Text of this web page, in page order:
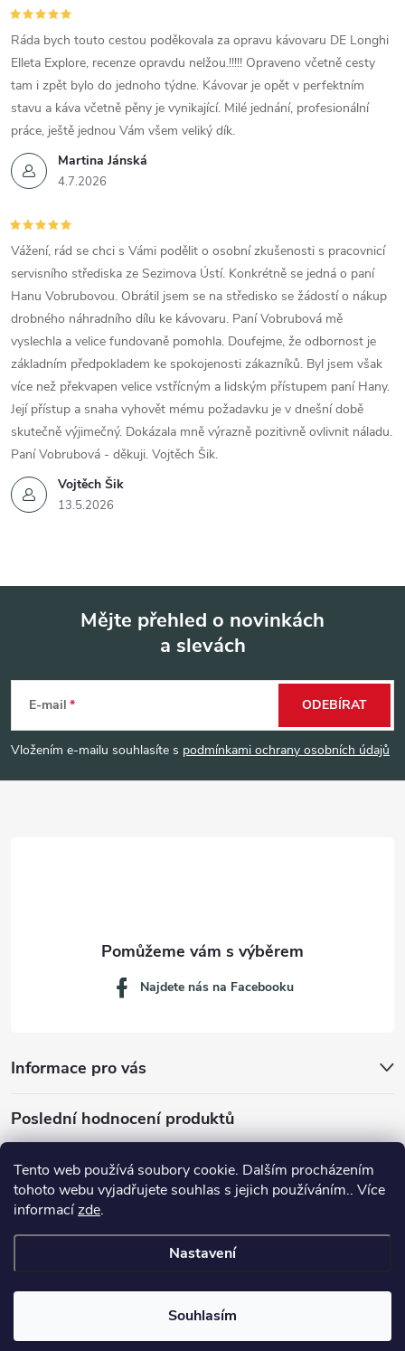
Tento web používá soubory cookie. Dalším procházením
tohoto webu vyjadřujete souhlas s jejich používáním.. Více
informacízde.
Nastavení
Souhlasím
Martina Jánská
4.7.2026
Ráda bych touto cestou poděkovala za opravu kávovaru DE Longhi
Elleta Explore, recenze opravdu nelžou.!!!!! Opraveno včetně cesty
tam i zpět bylo do jednoho týdne. Kávovar je opět v perfektním
stavu a káva včetně pěny je vynikající. Milé jednání, profesionální
práce, ještě jednou Vám všem veliký dík.
Vojtěch Šik
13.5.2026
Vážení, rád se chci s Vámi podělit o osobní zkušenosti s pracovnicí
servisního střediska ze Sezimova Ústí. Konkrétně se jedná o paní
Hanu Vobrubovou. Obrátil jsem se na středisko se žádostí o nákup
drobného náhradního dílu ke kávovaru. Paní Vobrubová mě
vyslechla a velice fundovaně pomohla. Doufejme, že odbornost je
základním předpokladem ke spokojenosti zákazníků. Byl jsem však
více než překvapen velice vstřícným a lidským přístupem paní Hany.
Její přístup a snaha vyhovět mému požadavku je v dnešní době
skutečně výjimečný. Dokázala mně výrazně pozitivně ovlivnit náladu.
Paní Vobrubová - děkuji. Vojtěch Šik.
p
Mějte přehled o novinkách
a slevách
E-mail
Vložením e-mailu souhlasíte s podmínkami ochrany osobních údajů
ODEBÍRAT
Informace pro vás
Najdete nás na Facebooku
Poslední hodnocení produktů
Dávkovací lžička na mletou kávu 53132C8134
Copyright 2026JM servis. Všechna práva vyhrazena.